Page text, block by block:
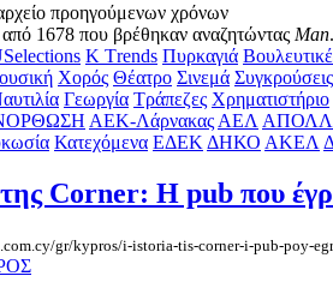
προηγούμενων χρόνων
1678 που βρέθηκαν αναζητώντας Man.
K Τrends Πυρκαγιά
Χορός Θέατρο Σινεμά Συγκρούσεις
Γεωργία Τράπεζες Χρηματιστήριο
ΑΕΚ-Λάρνακας ΑΕΛ
Κατεχόμενα ΕΔΕΚ ΔΗΚΟ ΑΚΕΛ
Corner: Η pub που
gr/kypros/i-istoria-tis-corner-i-pub-poy-